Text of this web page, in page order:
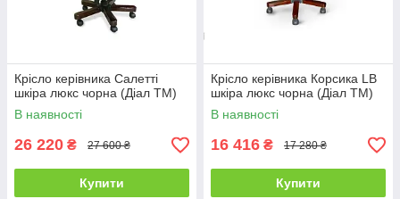
Крісло керівника Салетті
шкіра люкс чорна (Діал ТМ)
В наявності
26 220 ₴ 27 600 ₴
Купити
Крісло керівника Корсика LB
шкіра люкс чорна (Діал ТМ)
В наявності
16 416 ₴ 17 280 ₴
Купити